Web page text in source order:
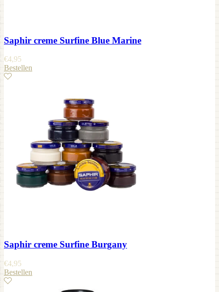
Saphir creme Surfine Blue Marine
€4,95
Bestellen
Saphir creme Surfine Burgany
€4,95
Bestellen